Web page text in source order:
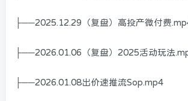
├──2025.12.29（复盘）高投产微付费
├──2026.01.06（复盘）2025活动玩法
├──2026.01.08出价速推流Sop.mp4